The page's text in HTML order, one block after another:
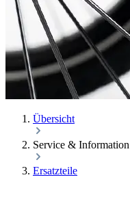
Übersicht
Service & Information
Ersatzteile